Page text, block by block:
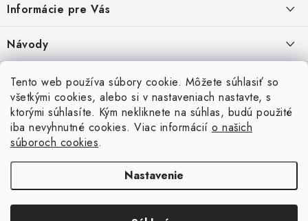
Tento web používa súbory cookie. Môžete súhlasiť so
všetkými cookies, alebo si v nastaveniach nastavte, s
ktorými súhlasíte. Kým nekliknete na súhlas, budú použité
iba nevyhnutné cookies. Viac informácií o našich
súboroch cookies.
Nastavenie
p
ä
t
Informácie pre Vás
Garancia najnižšej ceny
Obchodné podmienky
Podmienky ochrany osobných údajov
Súbory cookies
Návody
10.9.2024
Návod na osadenie fólie proti burine pod plot
6.9.2023
Návod na vyškárovanie betónového plotu
Návod na montáž betónového plotu
Overené zákazníkmi
Prijímame online platby
Betónové ploty